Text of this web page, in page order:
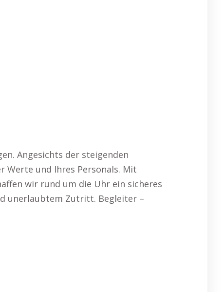
Angesichts der steigenden
Werte und Ihres Personals. Mit
wir rund um die Uhr ein sicheres
unerlaubtem Zutritt. Begleiter –